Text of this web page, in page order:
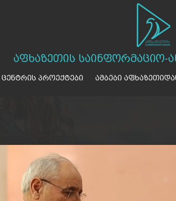
აფხაზეთის საინფორმაციო-
ცენტრის პროექტები ამბები